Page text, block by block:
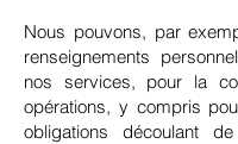
Nous pouvons, par
renseignements
nos services, pour la
opérations, y compris
obligations découlant